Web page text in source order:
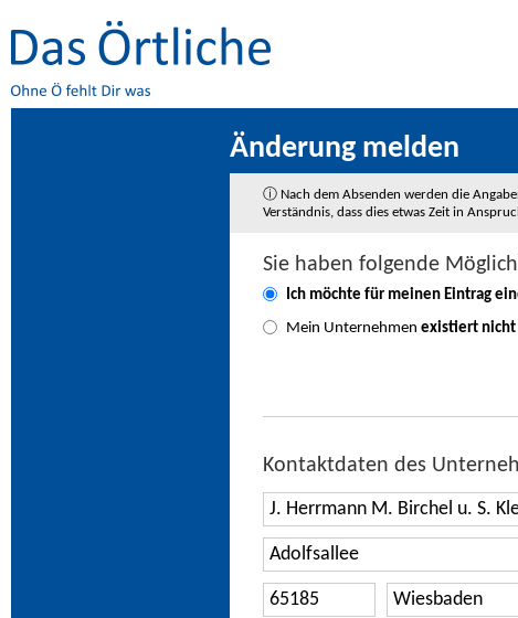
Änderung melden
ⓘ Nach dem Absenden werden die
Verständnis, dass dies etwas Zeit in
Sie haben folgende
Ich möchte für meinen Eintrag
Mein Unternehmen existiert nicht
Kontaktdaten des